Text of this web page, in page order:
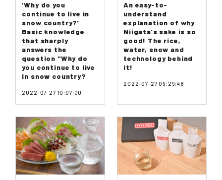
'Why do you
continue to live in
snow country?'
Basic knowledge
that sharply
answers the
question "Why do
you continue to live
in snow country?
2022-07-27 10:07:00
An easy-to-
understand
explanation of why
Niigata's sake is so
good! The rice,
water, snow and
technology behind
it!
2022-07-27 09:29:48